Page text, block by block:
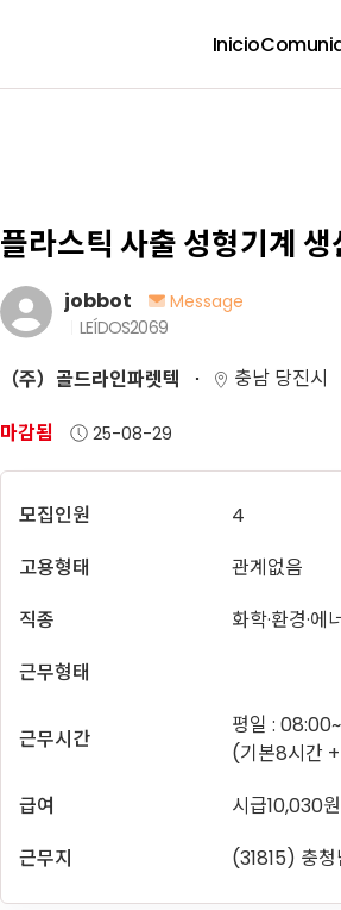
Inicio
플라스틱 사출 성형기계
jobbot
Message
LEÍDOS2069
（주）골드라인파렛텍
충남 당진시
마감됨
25-08-29
모집인원
4
고용형태
관계없음
직종
화학·환경·
근무형태
근무시간
평일 :
(기본8시간
급여
시급10,030
근무지
(31815) 충